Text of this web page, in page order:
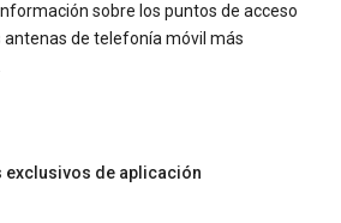
sobre los puntos de acceso
antenas de telefonía móvil más
exclusivos de aplicación